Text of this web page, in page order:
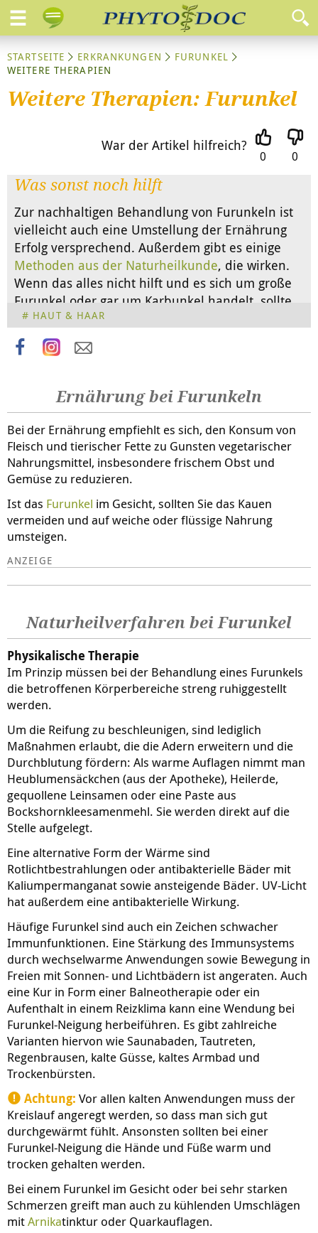
STARTSEITE ERKRANKUNGEN
FURUNKEL
WEITERE THERAPIEN
Weitere Therapien: Furunkel
War der Artikel hilfreich?
0 0
Was sonst noch hilft
Zur nachhaltigen Behandlung von Furunkeln ist
vielleicht auch eine Umstellung der Ernährung
Erfolg versprechend. Außerdem gibt es einige
Methoden aus der Naturheilkunde, die wirken.
Wenn das alles nicht hilft und es sich um große
Furunkel oder gar um Karbunkel handelt, sollte
man einenArztaufsuchen.
HAUT & HAAR
Ernährung bei Furunkeln
Bei der Ernährung empfiehlt es sich, den Konsum von
Fleisch und tierischer Fette zu Gunsten vegetarischer
Nahrungsmittel, insbesondere frischem Obst und
Gemüse zu reduzieren.
Ist das Furunkel im Gesicht, sollten Sie das Kauen
vermeiden und auf weiche oder flüssige Nahrung
umsteigen.
Naturheilverfahren bei Furunkel
Physikalische Therapie
Im Prinzip müssen bei der Behandlung eines Furunkels
die betroffenen Körperbereiche streng ruhiggestellt
werden.
Um die Reifung zu beschleunigen, sind lediglich
Maßnahmen erlaubt, die die Adern erweitern und die
Durchblutung fördern: Als warme Auflagen nimmt man
Heublumensäckchen (aus der Apotheke), Heilerde,
gequollene Leinsamen oder eine Paste aus
Bockshornkleesamenmehl. Sie werden direkt auf die
Stelle aufgelegt.
Eine alternative Form der Wärme sind
Rotlichtbestrahlungen oder antibakterielle Bäder mit
Kaliumpermanganat sowie ansteigende Bäder. UV-Licht
hat außerdem eine antibakterielle Wirkung.
Häufige Furunkel sind auch ein Zeichen schwacher
Immunfunktionen. Eine Stärkung des Immunsystems
durch wechselwarme Anwendungen sowie Bewegung in
Freien mit Sonnen- und Lichtbädern ist angeraten. Auch
eine Kur in Form einer Balneotherapie oder ein
Aufenthalt in einem Reizklima kann eine Wendung bei
Furunkel-Neigung herbeiführen. Es gibt zahlreiche
Varianten hiervon wie Saunabaden, Tautreten,
Regenbrausen, kalte Güsse, kaltes Armbad und
Trockenbürsten.
Achtung: Vor allen kalten Anwendungen muss der
Kreislauf angeregt werden, so dass man sich gut
durchgewärmt fühlt. Ansonsten sollten bei einer
Furunkel-Neigung die Hände und Füße warm und
trocken gehalten werden.
Bei einem Furunkel im Gesicht oder bei sehr starken
Schmerzen greift man auch zu kühlenden Umschlägen
mitArnikatinktur oder Quarkauflagen.